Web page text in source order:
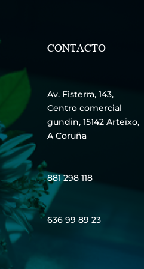
CONTACTO
Av. Fisterra, 143,
Centro comercial
gundin, 15142 Arteixo,
A Coruña
881 298 118
636 99 89 23